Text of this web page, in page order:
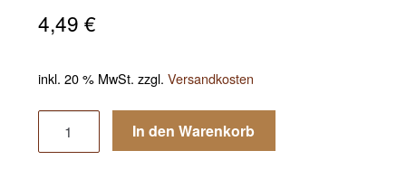
4,49 €
inkl. 20 % MwSt. zzgl. Versandkosten
WeihnachtsdekorationIn den Warenkorb